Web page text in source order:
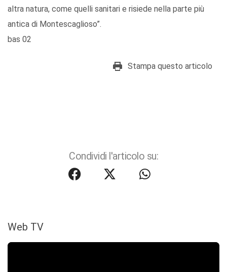
altra natura, come quelli sanitari e risiede nella parte più
antica di Montescaglioso”.
bas 02
Stampa questo articolo
Condividi l'articolo su:
Web TV